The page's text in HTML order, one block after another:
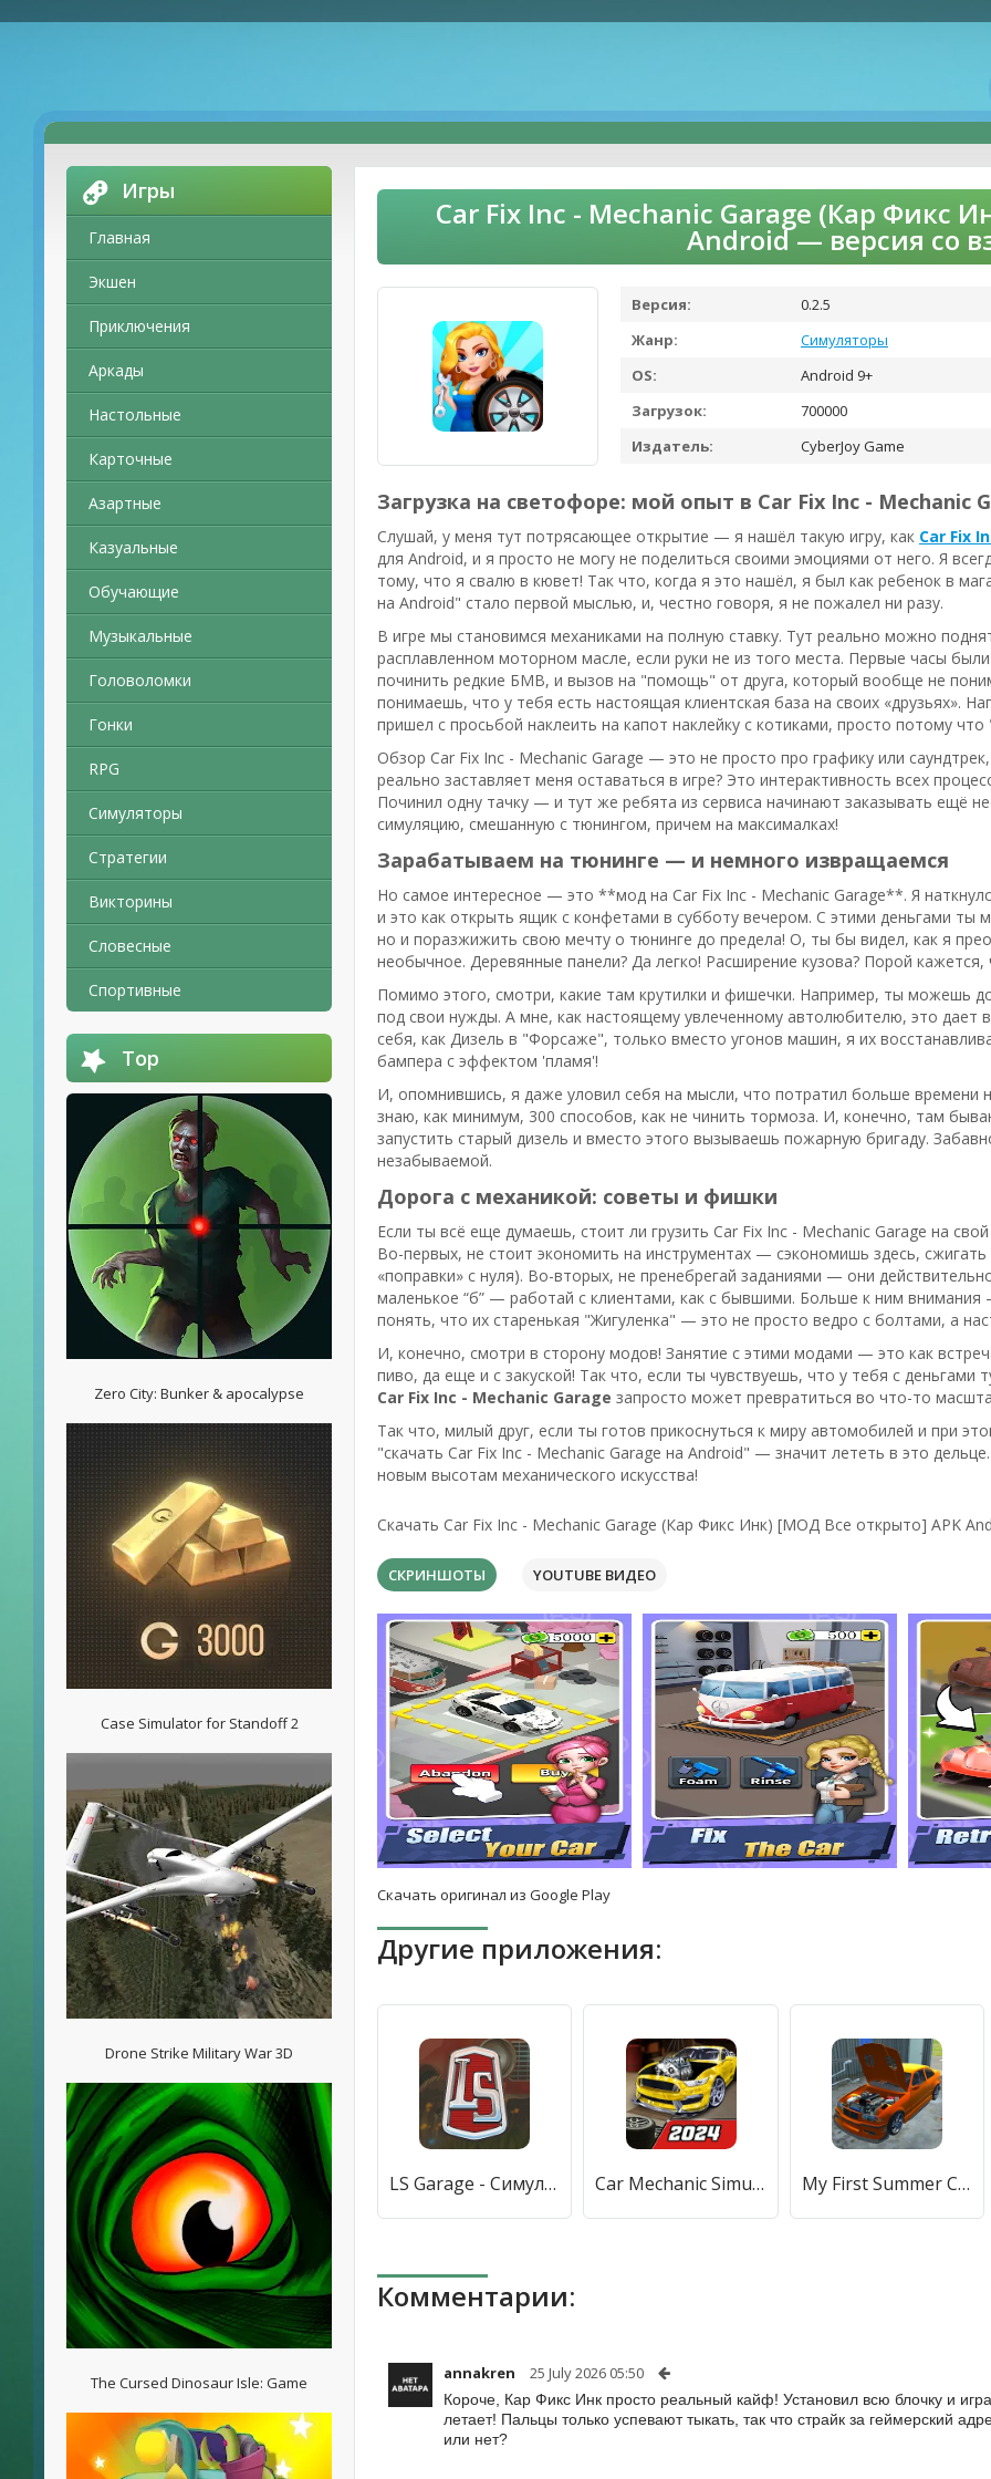
Игры
Главная
Экшен
Приключения
Аркады
Настольные
Карточные
Азартные
Казуальные
Обучающие
Музыкальные
Головоломки
Гонки
RPG
Симуляторы
Стратегии
Викторины
Словесные
Спортивные
Top
Zero City: Bunker & apocalypse
Case Simulator for Standoff 2
Drone Strike Military War 3D
The Cursed Dinosaur Isle: Game
Car Fix Inc - Mechanic Garage (Кар Фикс
Android — версия со
Версия:
0.2.5
Жанр:
Симуляторы
OS:
Android 9+
Загрузок:
700000
Издатель:
CyberJoy Game
Загрузка на светофоре: мой опыт в Car Fix Inc - Mechanic
Слушай, у меня тут потрясающее открытие — я нашёл такую игру, как Car Fix
для Android, и я просто не могу не поделиться своими эмоциями от него. Я
тому, что я свалю в кювет! Так что, когда я это нашёл, я был как ребенок в
на Android" стало первой мыслью, и, честно говоря, я не пожалел ни разу.
В игре мы становимся механиками на полную ставку. Тут реально можно
расплавленном моторном масле, если руки не из того места. Первые часы
починить редкие БМВ, и вызов на "помощь" от друга, который вообще не
понимаешь, что у тебя есть настоящая клиентская база на своих «друзьях».
пришел с просьбой наклеить на капот наклейку с котиками, просто потому
Обзор Car Fix Inc - Mechanic Garage — это не просто про графику или
реально заставляет меня оставаться в игре? Это интерактивность всех
Починил одну тачку — и тут же ребята из сервиса начинают заказывать ещё
симуляцию, смешанную с тюнингом, причем на максималках!
Зарабатываем на тюнинге — и немного извращаемся
Но самое интересное — это **мод на Car Fix Inc - Mechanic Garage**. Я
и это как открыть ящик с конфетами в субботу вечером. С этими деньгами
но и поразжижить свою мечту о тюнинге до предела! О, ты бы видел, как я
необычное. Деревянные панели? Да легко! Расширение кузова? Порой
Помимо этого, смотри, какие там крутилки и фишечки. Например, ты можешь
под свои нужды. А мне, как настоящему увлеченному автолюбителю, это дает
себя, как Дизель в "Форсаже", только вместо угонов машин, я их
бампера с эффектом 'пламя'!
И, опомнившись, я даже уловил себя на мысли, что потратил больше времени
знаю, как минимум, 300 способов, как не чинить тормоза. И, конечно, там
запустить старый дизель и вместо этого вызываешь пожарную бригаду.
незабываемой.
Дорога с механикой: советы и фишки
Если ты всё еще думаешь, стоит ли грузить Car Fix Inc - Mechanic Garage на
Во-первых, не стоит экономить на инструментах — сэкономишь здесь,
«поправки» с нуля). Во-вторых, не пренебрегай заданиями — они
маленькое “б” — работай с клиентами, как с бывшими. Больше к ним
понять, что их старенькая "Жигуленка" — это не просто ведро с болтами, а
И, конечно, смотри в сторону модов! Занятие с этими модами — это как
пиво, да еще и с закуской! Так что, если ты чувствуешь, что у тебя с деньгами
Car Fix Inc - Mechanic Garage запросто может превратиться во что-то
Так что, милый друг, если ты готов прикоснуться к миру автомобилей и при
"скачать Car Fix Inc - Mechanic Garage на Android" — значит лететь в это
новым высотам механического искусства!
Скачать Car Fix Inc - Mechanic Garage (Кар Фикс Инк) [МОД Все открыто] APK
СКРИНШОТЫ YOUTUBE ВИДЕО
Скачать оригинал из Google Play
Другие приложения:
LS Garage - Симулятор тюнинга (ЛС Гараж) [МОД Бесконечные монеты] APK Android Car Mechanic Simulator 21 (Кар Механик Симулятор 21) [МОД Unlocked] APK Android My First Summer Car: Mechanic (Май Фрст Саммер Кар) [МОД Mega Pack] APK Android
Комментарии:
annakren 25 July 2026 05:50
Короче, Кар Фикс Инк просто реальный кайф! Установил всю блочку и
летает! Пальцы только успевают тыкать, так что страйк за геймерский
или нет?